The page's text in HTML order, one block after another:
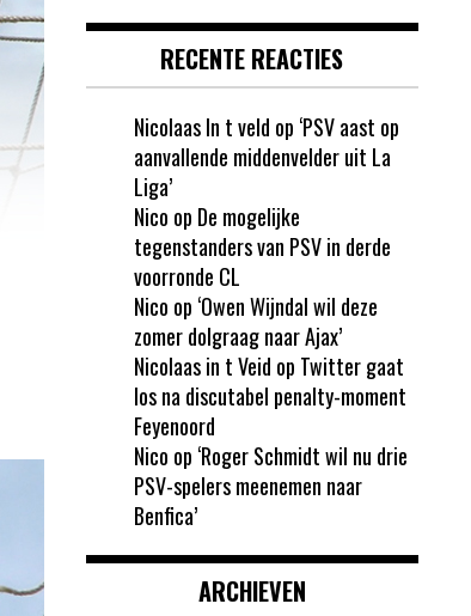
RECENTE REACTIES
Nicolaas In t veld op ‘PSV aast op
aanvallende middenvelder uit La
Liga’
Nico op De mogelijke
tegenstanders van PSV in derde
voorronde CL
Nico op ‘Owen Wijndal wil deze
zomer dolgraag naar Ajax’
Nicolaas in t Veid op Twitter gaat
los na discutabel penalty-moment
Feyenoord
Nico op ‘Roger Schmidt wil nu drie
PSV-spelers meenemen naar
Benfica’
ARCHIEVEN